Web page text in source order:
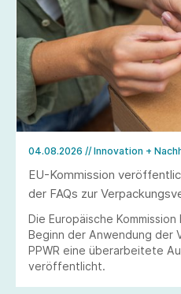
04.08.2026 // Innovation +
EU-Kommission
der FAQs zur
Die Europäische
Beginn der Anwendung der
PPWR eine überarbeitete
veröffentlicht.